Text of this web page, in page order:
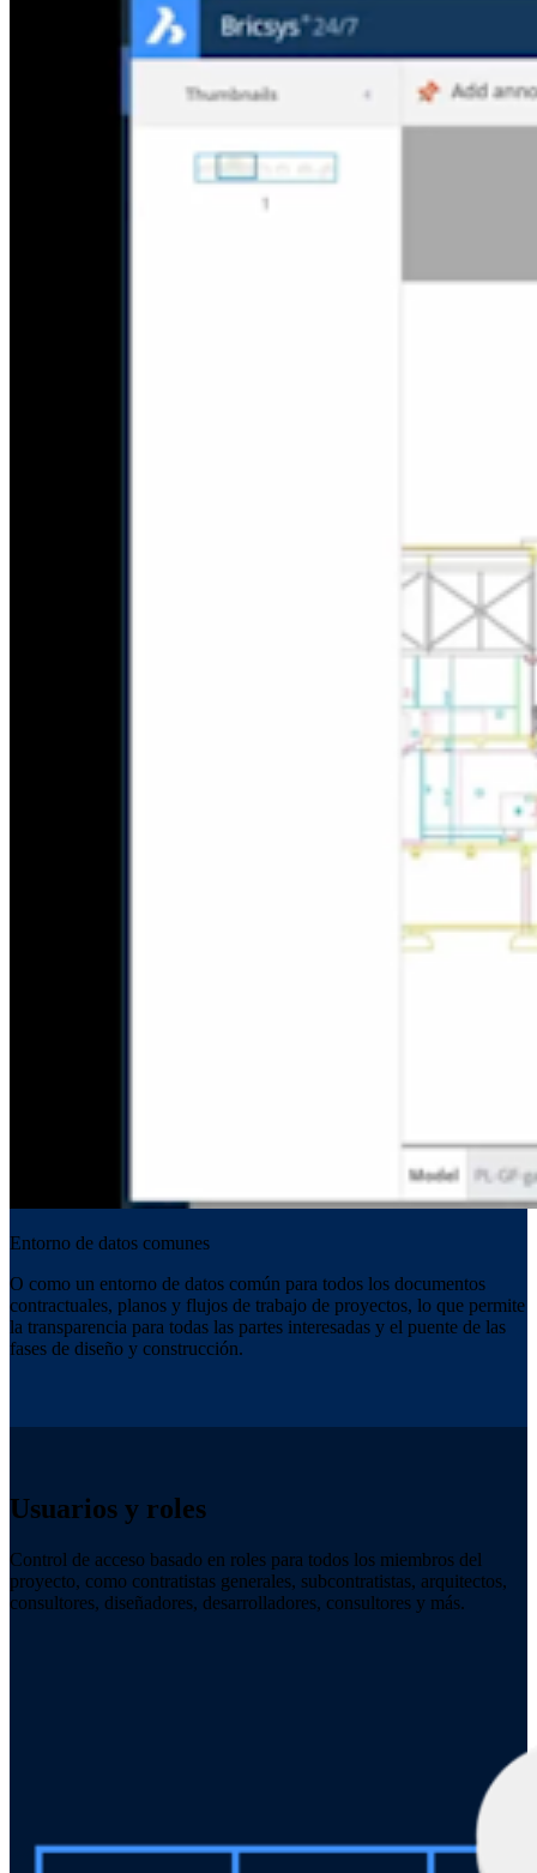
Entorno de datos comunes
O como un entorno de datos común para todos los documentos
contractuales, planos y flujos de trabajo de proyectos, lo que permite
la transparencia para todas las partes interesadas y el puente de las
fases de diseño y construcción.
Usuarios y roles
Control de acceso basado en roles para todos los miembros del
proyecto, como contratistas generales, subcontratistas, arquitectos,
consultores, diseñadores, desarrolladores, consultores y más.